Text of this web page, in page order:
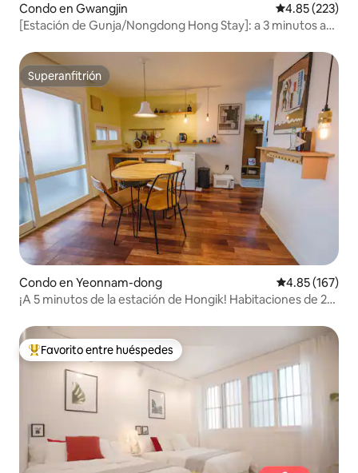
Condo en Gwangjin Calificación
4.85 (223)
[Estación de Gunja/Nongdong Hong Stay]: a 3 minutos a
Estacionamiento gratuito /
Superanfitrión
Superanfitrión
Condo en Yeonnam-dong Calificación
4.85 (167)
¡A 5 minutos de la estación de Hongik! Habitaciones de 2
Favorito entre huéspedes preferido
Favorito entre huéspedes